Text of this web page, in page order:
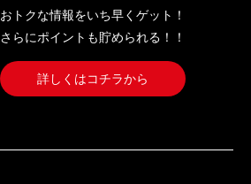
おトクな情報をいち早くゲット！
さらにポイントも貯められる！！
詳しくはコチラから